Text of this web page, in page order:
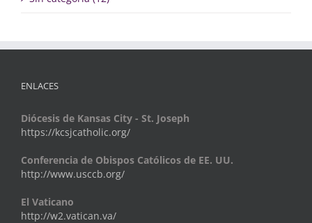
ENLACES
Diócesis de Kansas City - St. Joseph
https://kcsjcatholic.org/
Conferencia de Obispos Católicos de EE. UU.
http://www.usccb.org/
El Vaticano
http://w2.vatican.va/